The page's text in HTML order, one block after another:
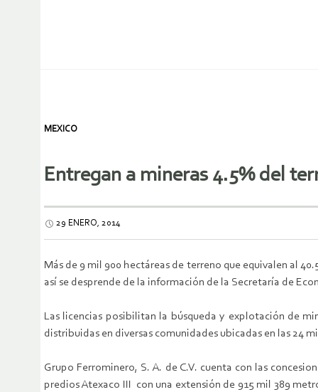
MEXICO
Entregan a mineras 4.5% del
29 ENERO, 2014
Más de 9 mil 900 hectáreas de terreno que equivalen al
así se desprende de la información de la Secretaría de
Las licencias posibilitan la búsqueda y explotación de
distribuidas en diversas comunidades ubicadas en las 24
Grupo Ferrominero, S. A. de C.V. cuenta con las
predios Atexaco III con una extensión de 915 mil 389